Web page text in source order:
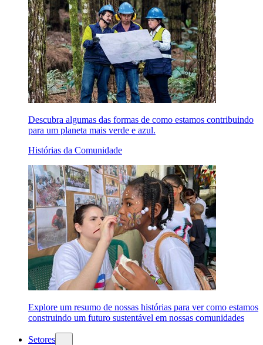
Descubra algumas das formas de como estamos contribuindo
para um planeta mais verde e azul.
Histórias da Comunidade
Explore um resumo de nossas histórias para ver como estamos
construindo um futuro sustentável em nossas comunidades
Setores